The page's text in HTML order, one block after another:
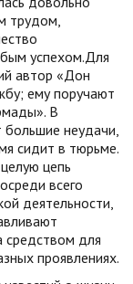
трудом,
успехом.Для
автор «Дон
ему поручают
В
большие неудачи,
сидит в тюрьме.
цепь
всего
деятельности,
средством для
проявлениях.